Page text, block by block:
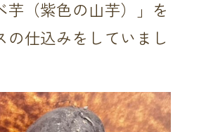
芋（紫色の山芋）」を
の仕込みをしていまし